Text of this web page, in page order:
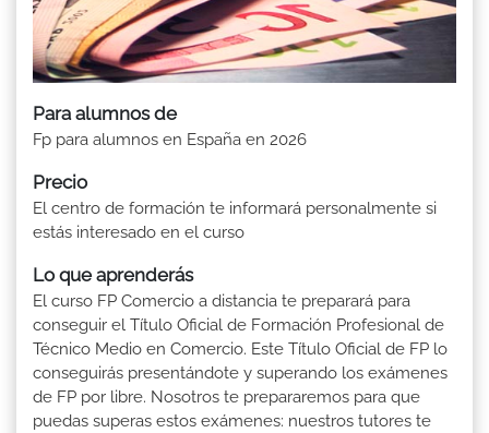
Para alumnos de
Fp para alumnos en España en 2026
Precio
El centro de formación te informará personalmente si
estás interesado en el curso
Lo que aprenderás
El curso FP Comercio a distancia te preparará para
conseguir el Título Oficial de Formación Profesional de
Técnico Medio en Comercio. Este Título Oficial de FP lo
conseguirás presentándote y superando los exámenes
de FP por libre. Nosotros te prepararemos para que
puedas superas estos exámenes: nuestros tutores te